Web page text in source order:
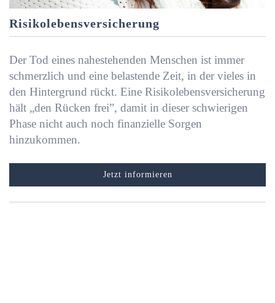
Risikolebensversicherung
Der Tod eines nahestehenden Menschen ist immer
schmerzlich und eine belastende Zeit, in der vieles in
den Hintergrund rückt. Eine Risikolebensversicherung
hält „den Rücken frei”, damit in dieser schwierigen
Phase nicht auch noch finanzielle Sorgen
hinzukommen.
Jetzt informieren